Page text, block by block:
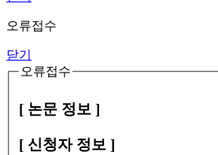
오류접수
닫기
오류접수
[ 논문 정보 ]
[ 신청자 정보 ]